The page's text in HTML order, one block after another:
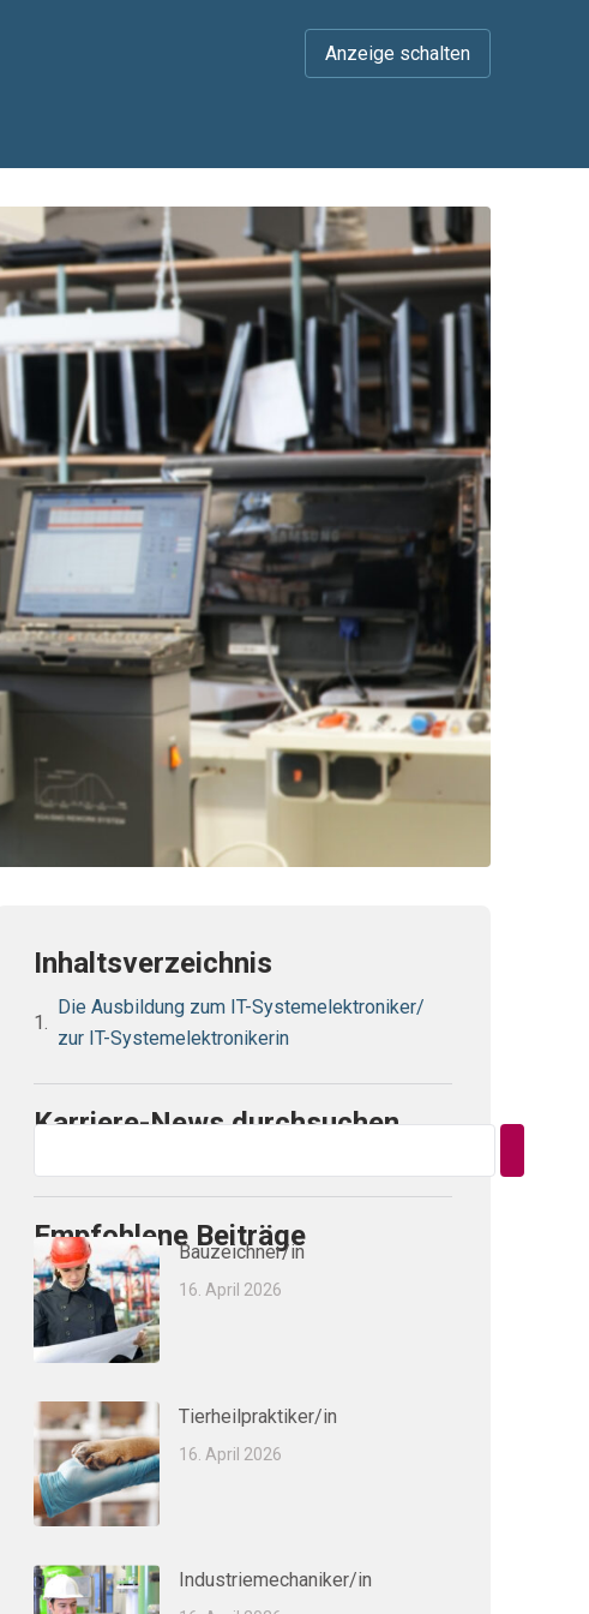
Anzeige schalten
Inhaltsverzeichnis
Die Ausbildung zum IT-Systemelektroniker/
zur IT-Systemelektronikerin
Karriere-News durchsuchen
Empfohlene Beiträge
Bauzeichner/in
16. April 2026
Tierheilpraktiker/in
16. April 2026
Industriemechaniker/in